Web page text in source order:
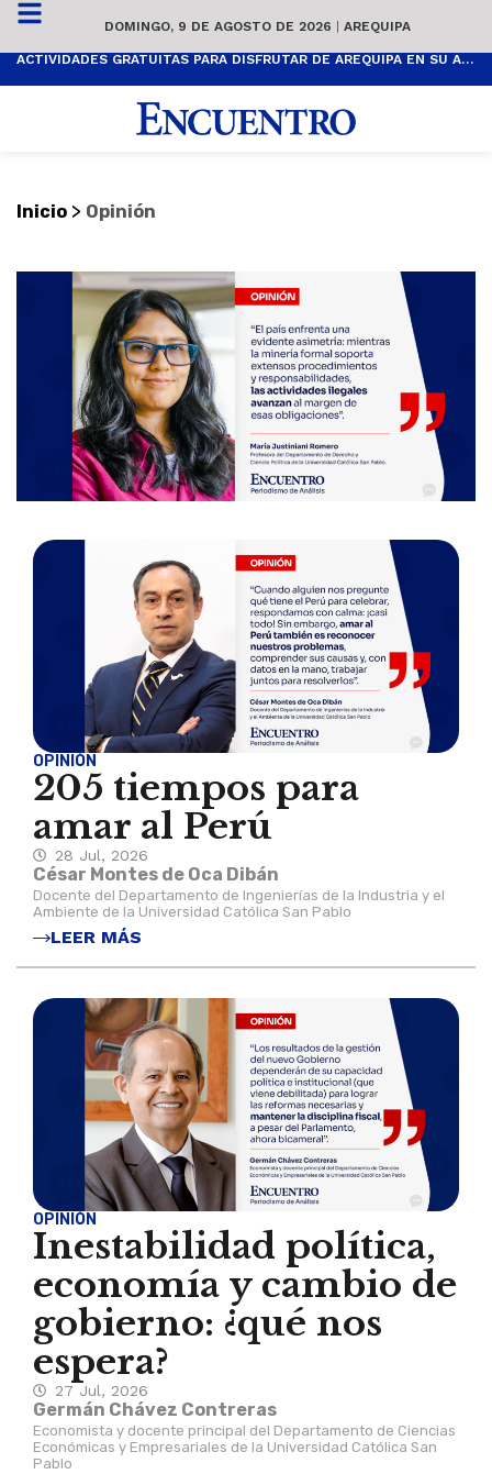
DOMINGO, 9 DE AGOSTO DE 2026 | AREQUIPA
ACTIVIDADES GRATUITAS PARA DISFRUTAR DE AREQUIPA EN SU ANIVERSARIO
Inicio > Opinión
OPINIÓN
205 tiempos para
amar al Perú
28 Jul, 2026
César Montes de Oca Dibán
Docente del Departamento de Ingenierías de la Industria y el
Ambiente de la Universidad Católica San Pablo
LEER MÁS
OPINIÓN
Inestabilidad política,
economía y cambio de
gobierno: ¿qué nos
espera?
27 Jul, 2026
Germán Chávez Contreras
Economista y docente principal del Departamento de Ciencias
Económicas y Empresariales de la Universidad Católica San
Pablo